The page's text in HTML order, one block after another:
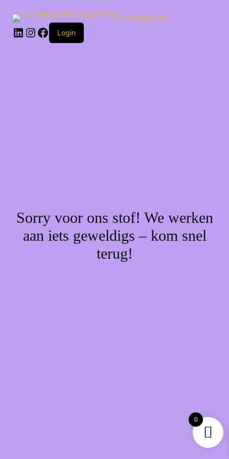
naar
inhoud
Corneeltje Wol
LinkedIn
Instagram
Facebook
Login
Sorry voor ons stof! We werken
aan iets geweldigs – kom snel
terug!
0